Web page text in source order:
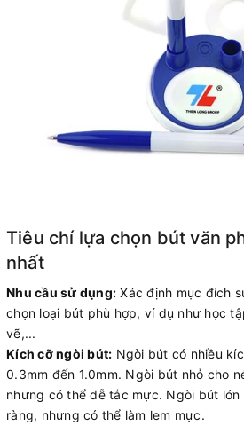
Tiêu chí lựa chọn bút văn
nhất
Nhu cầu sử dụng: Xác định mục đích
chọn loại bút phù hợp, ví dụ như học
vẽ,...
Kích cỡ ngòi bút: Ngòi bút có nhiều
0.3mm đến 1.0mm. Ngòi bút nhỏ cho
nhưng có thể dễ tắc mực. Ngòi bút
ràng, nhưng có thể làm lem mực.